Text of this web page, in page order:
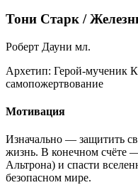
Тони Старк /
Роберт Дауни мл.
Архетип: Герой-мученик
самопожертвование
Мотивация
Изначально — защитить
жизнь. В конечном счёте
Альтрона) и спасти
безопасном мире.